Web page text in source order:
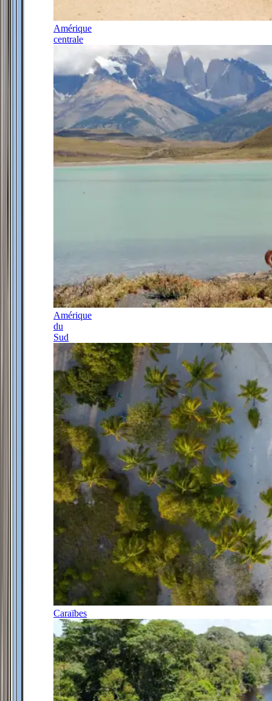
Amérique
centrale
Amérique
du
Sud
Caraïbes